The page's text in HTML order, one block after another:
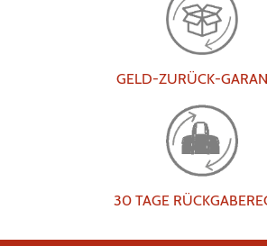
GELD-ZURÜCK-
30 TAGE